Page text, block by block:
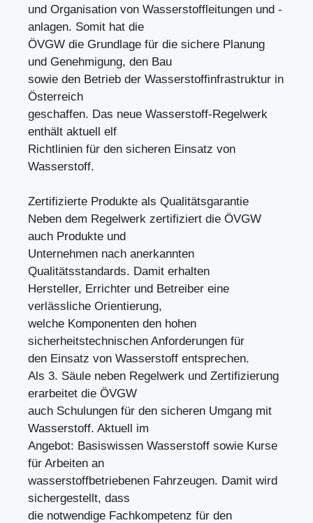
und Organisation von Wasserstoffleitungen und -
anlagen. Somit hat die
ÖVGW die Grundlage für die sichere Planung
und Genehmigung, den Bau
sowie den Betrieb der Wasserstoffinfrastruktur in
Österreich
geschaffen. Das neue Wasserstoff-Regelwerk
enthält aktuell elf
Richtlinien für den sicheren Einsatz von
Wasserstoff.
Zertifizierte Produkte als Qualitätsgarantie
Neben dem Regelwerk zertifiziert die ÖVGW
auch Produkte und
Unternehmen nach anerkannten
Qualitätsstandards. Damit erhalten
Hersteller, Errichter und Betreiber eine
verlässliche Orientierung,
welche Komponenten den hohen
sicherheitstechnischen Anforderungen für
den Einsatz von Wasserstoff entsprechen.
Als 3. Säule neben Regelwerk und Zertifizierung
erarbeitet die ÖVGW
auch Schulungen für den sicheren Umgang mit
Wasserstoff. Aktuell im
Angebot: Basiswissen Wasserstoff sowie Kurse
für Arbeiten an
wasserstoffbetriebenen Fahrzeugen. Damit wird
sichergestellt, dass
die notwendige Fachkompetenz für den